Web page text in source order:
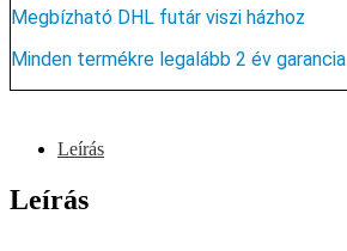
Megbízható DHL futár viszi házhoz
Minden termékre legalább 2 év garancia
Leírás
Leírás